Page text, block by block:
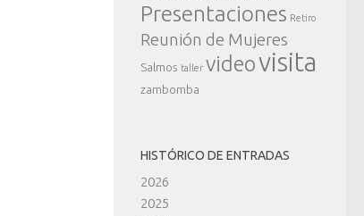
Presentaciones Retiro
Reunión de Mujeres
Salmos taller videovisita
zambomba
HISTÓRICO DE ENTRADAS
2026
2025